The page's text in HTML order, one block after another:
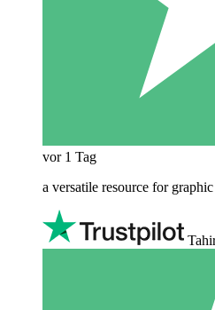
vor 1 Tag
a versatile resource for